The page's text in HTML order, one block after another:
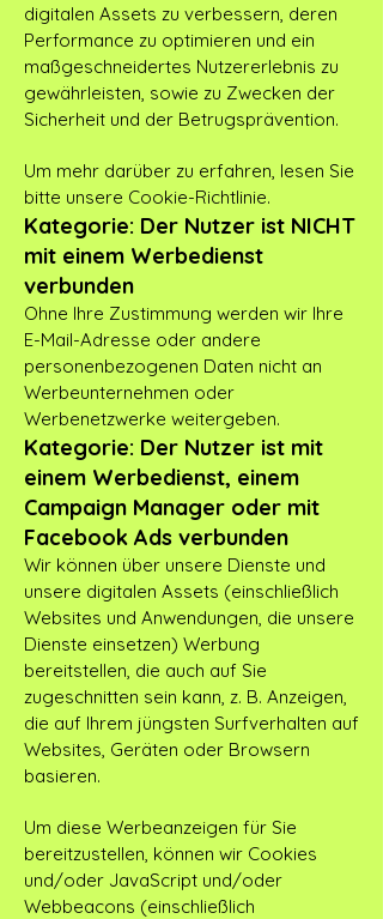
digitalen Assets zu verbessern, deren
Performance zu optimieren und ein
maßgeschneidertes Nutzererlebnis zu
gewährleisten, sowie zu Zwecken der
Sicherheit und der Betrugsprävention.
Um mehr darüber zu erfahren, lesen Sie
bitte unsere Cookie-Richtlinie.
Kategorie: Der Nutzer ist NICHT
mit einem Werbedienst
verbunden
Ohne Ihre Zustimmung werden wir Ihre
E-Mail-Adresse oder andere
personenbezogenen Daten nicht an
Werbeunternehmen oder
Werbenetzwerke weitergeben.
Kategorie: Der Nutzer ist mit
einem Werbedienst, einem
Campaign Manager oder mit
Facebook Ads verbunden
Wir können über unsere Dienste und
unsere digitalen Assets (einschließlich
Websites und Anwendungen, die unsere
Dienste einsetzen) Werbung
bereitstellen, die auch auf Sie
zugeschnitten sein kann, z. B. Anzeigen,
die auf Ihrem jüngsten Surfverhalten auf
Websites, Geräten oder Browsern
basieren.
Um diese Werbeanzeigen für Sie
bereitzustellen, können wir Cookies
und/oder JavaScript und/oder
Webbeacons (einschließlich